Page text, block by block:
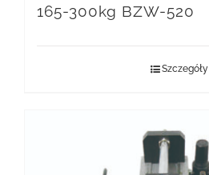
165-300kg BZW-520
Szczegóły